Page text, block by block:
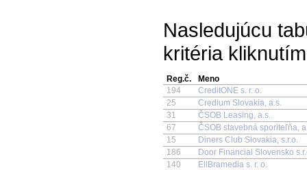
Nasledujúcu
kritéria
Reg.č.
Meno
194
CreditONE s. r. o.
25
Credium Slovakia, a.s.
31
ČSOB Leasing, a.s.
67
ČSOB stavebná sporiteľňa,
15
Diners Club Slovakia, s.r.o.
186
Door Financial Slovensko
140
EllBramedia s. r. o.